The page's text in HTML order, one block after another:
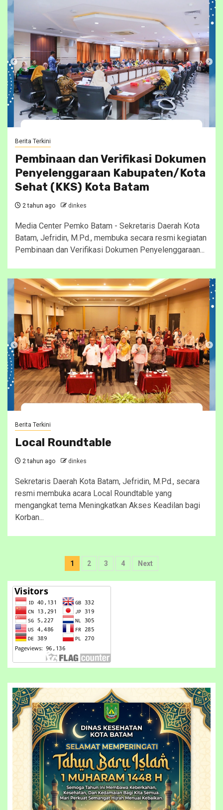
Berita Terkini
Pembinaan dan Verifikasi Dokumen
Penyelenggaraan Kabupaten/Kota
Sehat (KKS) Kota Batam
2 tahun ago dinkes
Media Center Pemko Batam - Sekretaris Daerah Kota
Batam, Jefridin, M.Pd., membuka secara resmi kegiatan
Pembinaan dan Verifikasi Dokumen Penyelenggaraan...
Berita Terkini
Local Roundtable
2 tahun ago dinkes
Sekretaris Daerah Kota Batam, Jefridin, M.Pd., secara
resmi membuka acara Local Roundtable yang
mengangkat tema Meningkatkan Akses Keadilan bagi
Korban...
Paginasi
pos
1 2 3 4 Next